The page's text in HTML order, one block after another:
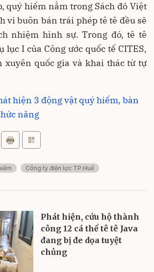
quý hiếm nằm trong Sách đỏ Việt
vi buôn bán trái phép tê tê đều sẽ
nhiệm hình sự. Trong đó, tê tê
lục I của Công ước quốc tế CITES,
xuyên quốc gia và khai thác từ tự
hiện 3 động vật quý hiếm, bàn
năng
Công ty điện lực TP.Huế
Phát hiện, cứu hộ thành
công 12 cá thể tê tê Java
đang bị đe dọa tuyệt
chủng